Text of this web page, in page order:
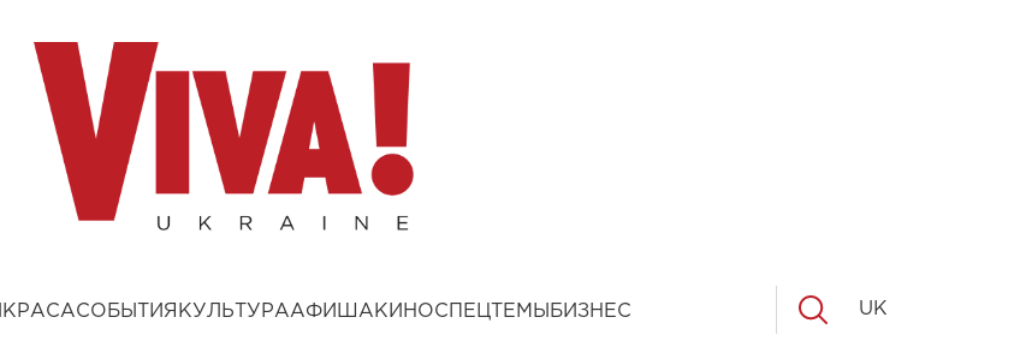
КРАСАСОБЫТИЯ КУЛЬТУРААФИША КИНОСПЕЦТЕМЫ БИЗНЕС UK